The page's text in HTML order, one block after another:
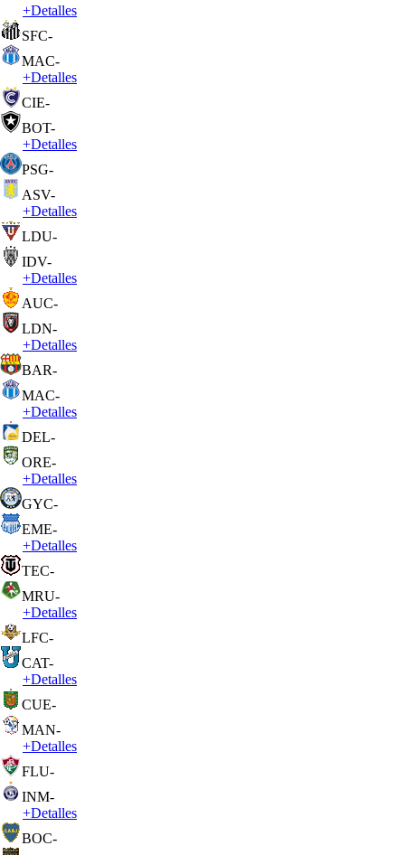
+Detalles
SFC-
MAC-
+Detalles
CIE-
BOT-
+Detalles
PSG-
ASV-
+Detalles
LDU-
IDV-
+Detalles
AUC-
LDN-
+Detalles
BAR-
MAC-
+Detalles
DEL-
ORE-
+Detalles
GYC-
EME-
+Detalles
TEC-
MRU-
+Detalles
LFC-
CAT-
+Detalles
CUE-
MAN-
+Detalles
FLU-
INM-
+Detalles
BOC-